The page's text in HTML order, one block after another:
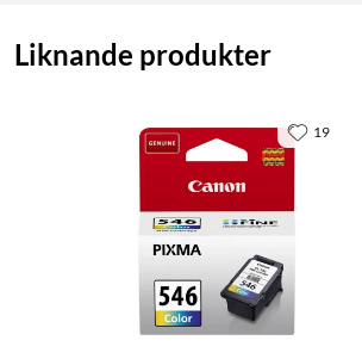
Liknande produkter
19